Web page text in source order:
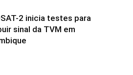
2 inicia testes para
sinal da TVM em